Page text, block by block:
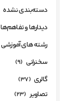
دسته‌بندی نشده
دیدارها و تفاهم‌ها
رشته های آموزشی
سخنرانی (9)
گالری (37)
تصاویر (23)